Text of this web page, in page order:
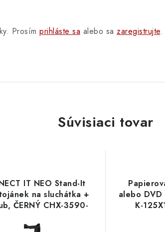
Prosím prihláste sa alebo sa zaregistrujte.
Súvisiaci tovar
IT NEO Stand-It
na sluchátka +
ČERNÝ CHX-3590-
alebo
K-